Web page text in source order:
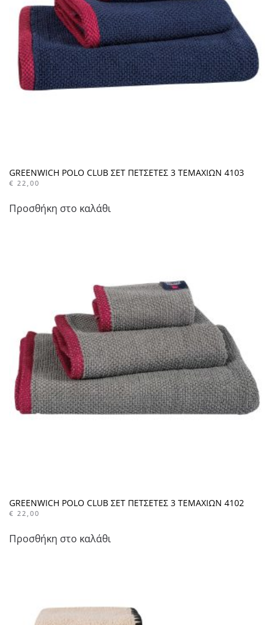
GREENWICH POLO CLUB ΣΕΤ ΠΕΤΣΕΤΕΣ 3 ΤΕΜΑΧΙΩΝ 4103
€ 22,00
Προσθήκη στο καλάθι
GREENWICH POLO CLUB ΣΕΤ ΠΕΤΣΕΤΕΣ 3 ΤΕΜΑΧΙΩΝ 4102
€ 22,00
Προσθήκη στο καλάθι